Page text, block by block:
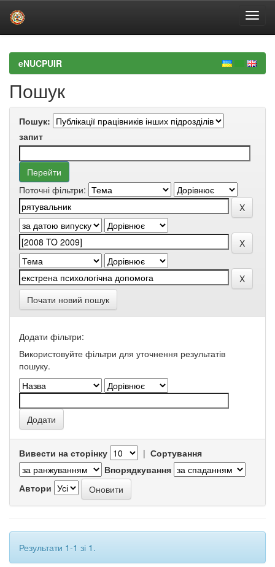
navigationeNUCPUIR
Пошук
Пошук:
запит
Поточні фільтри:
Почати новий пошук
Додати фільтри:
Використовуйте фільтри для уточнення результатів
пошуку.
Вивести на сторінку | Сортування
Впорядкування
Автори
Результати 1-1 зі 1.